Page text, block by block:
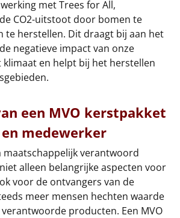
met Trees for All,
CO2-uitstoot door bomen te
te herstellen. Dit draagt bij aan het
negatieve impact van onze
en helpt bij het herstellen
een MVO kerstpakket
medewerker
maatschappelijk verantwoord
alleen belangrijke aspecten voor
voor de ontvangers van de
meer mensen hechten waarde
producten. Een MVO